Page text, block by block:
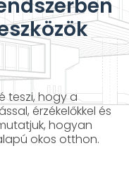
teszi, hogy a
érzékelőkkel és
hogyan
okos otthon.